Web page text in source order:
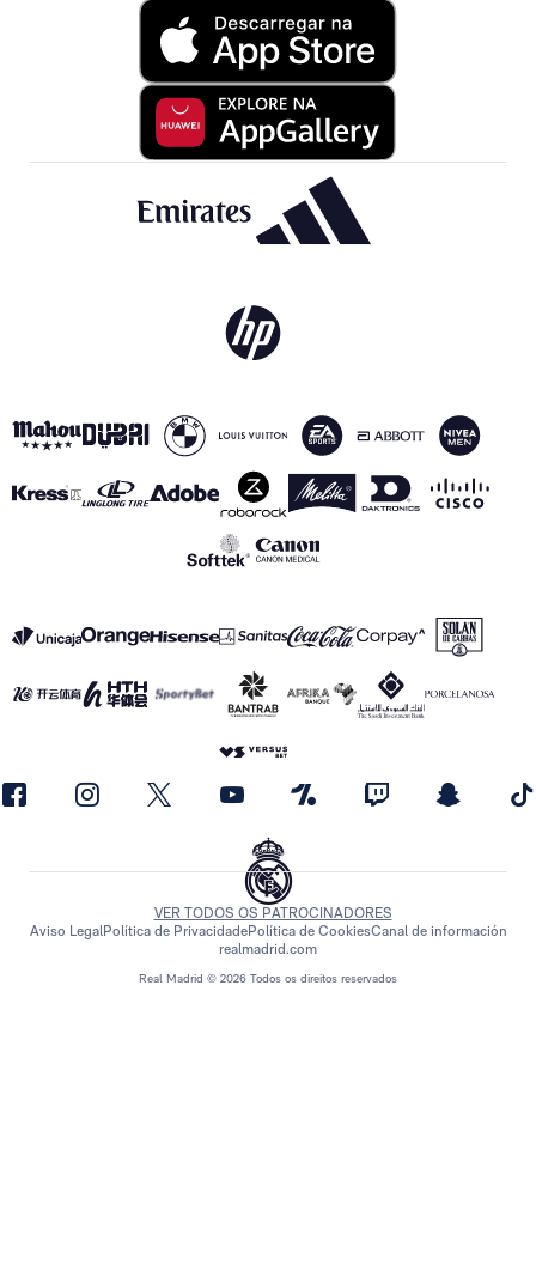
Real Madrid © 2026 Todos os direitos reservados
VER TODOS OS PATROCINADORES
Aviso LegalPolítica de PrivacidadePolítica de CookiesCanal de información
realmadrid.com